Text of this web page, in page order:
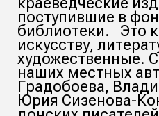
поступившие в
библиотеки. Это
искусству,
художественные.
наших местных
Градобоева,
Юрия Сизенова-